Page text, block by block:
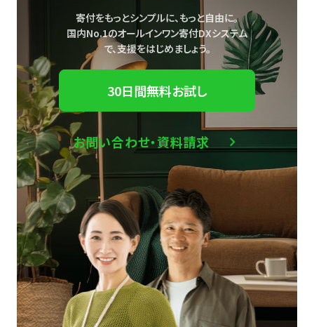
寄付をもっとシンプルに、もっと自由に。
国内No.1のオールインワン寄付DXシステム
で、支援をはじめましょう。
30日間無料お試し
お問い合わせ・資料請求